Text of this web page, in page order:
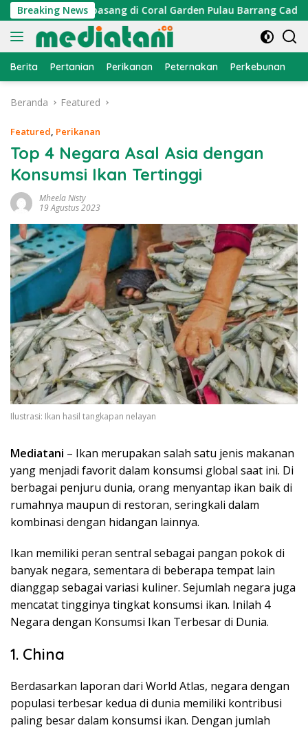
Langsung
ke
konten
Breaking News
Cumi Dipasang di Coral Garden Pulau Barrang Caddi
Berita Pertanian Perikanan Peternakan Perkebunan
Beranda Featured
Featured, Perikanan
Top 4 Negara Asal Asia dengan
Konsumsi Ikan Tertinggi
Mheela Nisty
19 Agustus 2023
Ilustrasi: Ikan hasil tangkapan nelayan
Mediatani – Ikan merupakan salah satu jenis makanan
yang menjadi favorit dalam konsumsi global saat ini. Di
berbagai penjuru dunia, orang menyantap ikan baik di
rumahnya maupun di restoran, seringkali dalam
kombinasi dengan hidangan lainnya.
Ikan memiliki peran sentral sebagai pangan pokok di
banyak negara, sementara di beberapa tempat lain
dianggap sebagai variasi kuliner. Sejumlah negara juga
mencatat tingginya tingkat konsumsi ikan. Inilah 4
Negara dengan Konsumsi Ikan Terbesar di Dunia.
1. China
Berdasarkan laporan dari World Atlas, negara dengan
populasi terbesar kedua di dunia memiliki kontribusi
paling besar dalam konsumsi ikan. Dengan jumlah